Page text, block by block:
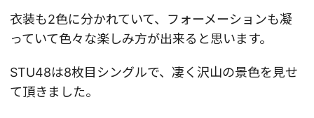
衣装も2色に分かれていて、フォーメーションも凝
っていて色々な楽しみ方が出来ると思います。
STU48は8枚目シングルで、凄く沢山の景色を見せ
て頂きました。